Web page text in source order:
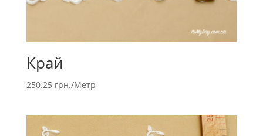
Край
250.25 грн./Метр